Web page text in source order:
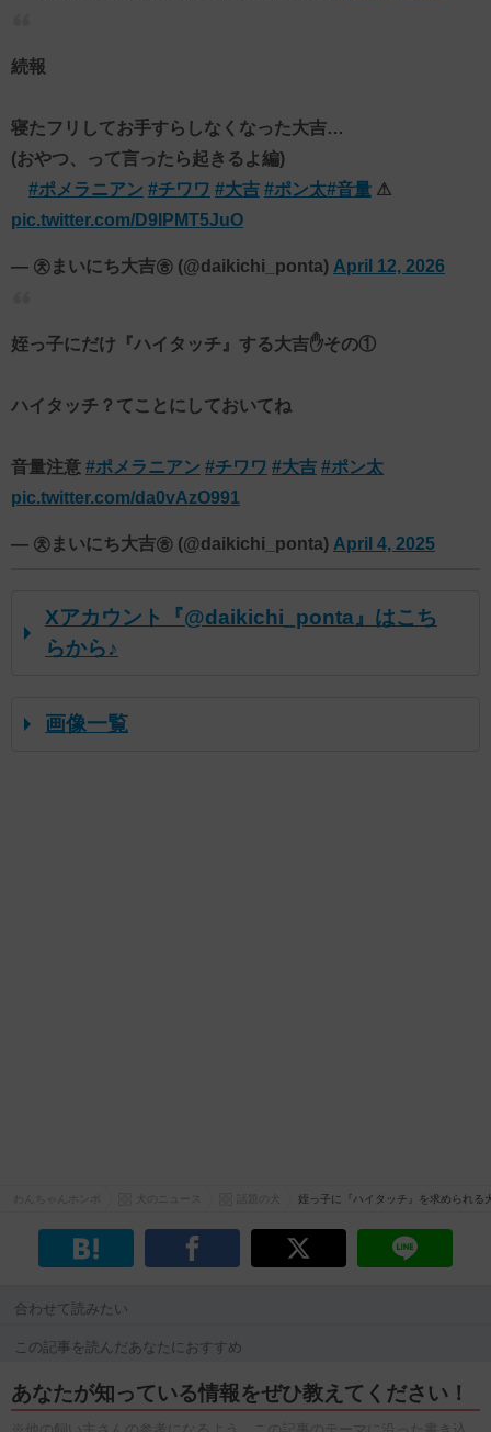
続報
寝たフリしてお手すらしなくなった大吉…
(おやつ、って言ったら起きるよ編)
#ポメラニアン #チワワ #大吉 #ポン太#音量 ⚠
pic.twitter.com/D9IPMT5JuO
— ㉩まいにち大吉㉭ (@daikichi_ponta) April 12, 2026
姪っ子にだけ『ハイタッチ』する大吉✋️その①
ハイタッチ？てことにしておいてね
音量注意 #ポメラニアン #チワワ #大吉 #ポン太
pic.twitter.com/da0vAzO991
— ㉩まいにち大吉㉭ (@daikichi_ponta) April 4, 2025
Xアカウント『@daikichi_ponta』はこち
らから♪
画像一覧
姪っ子に『ハイタッチ』を求められ
合わせて読みたい
この記事を読んだあなたにおすすめ
あなたが知っている情報をぜひ教えてください！
※他の飼い主さんの参考になるよう、この記事のテーマに沿った書き込